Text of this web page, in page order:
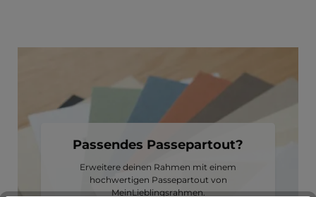
Passendes Passepartout?
Erweitere deinen Rahmen mit einem
hochwertigen Passepartout von
MeinLieblingsrahmen.